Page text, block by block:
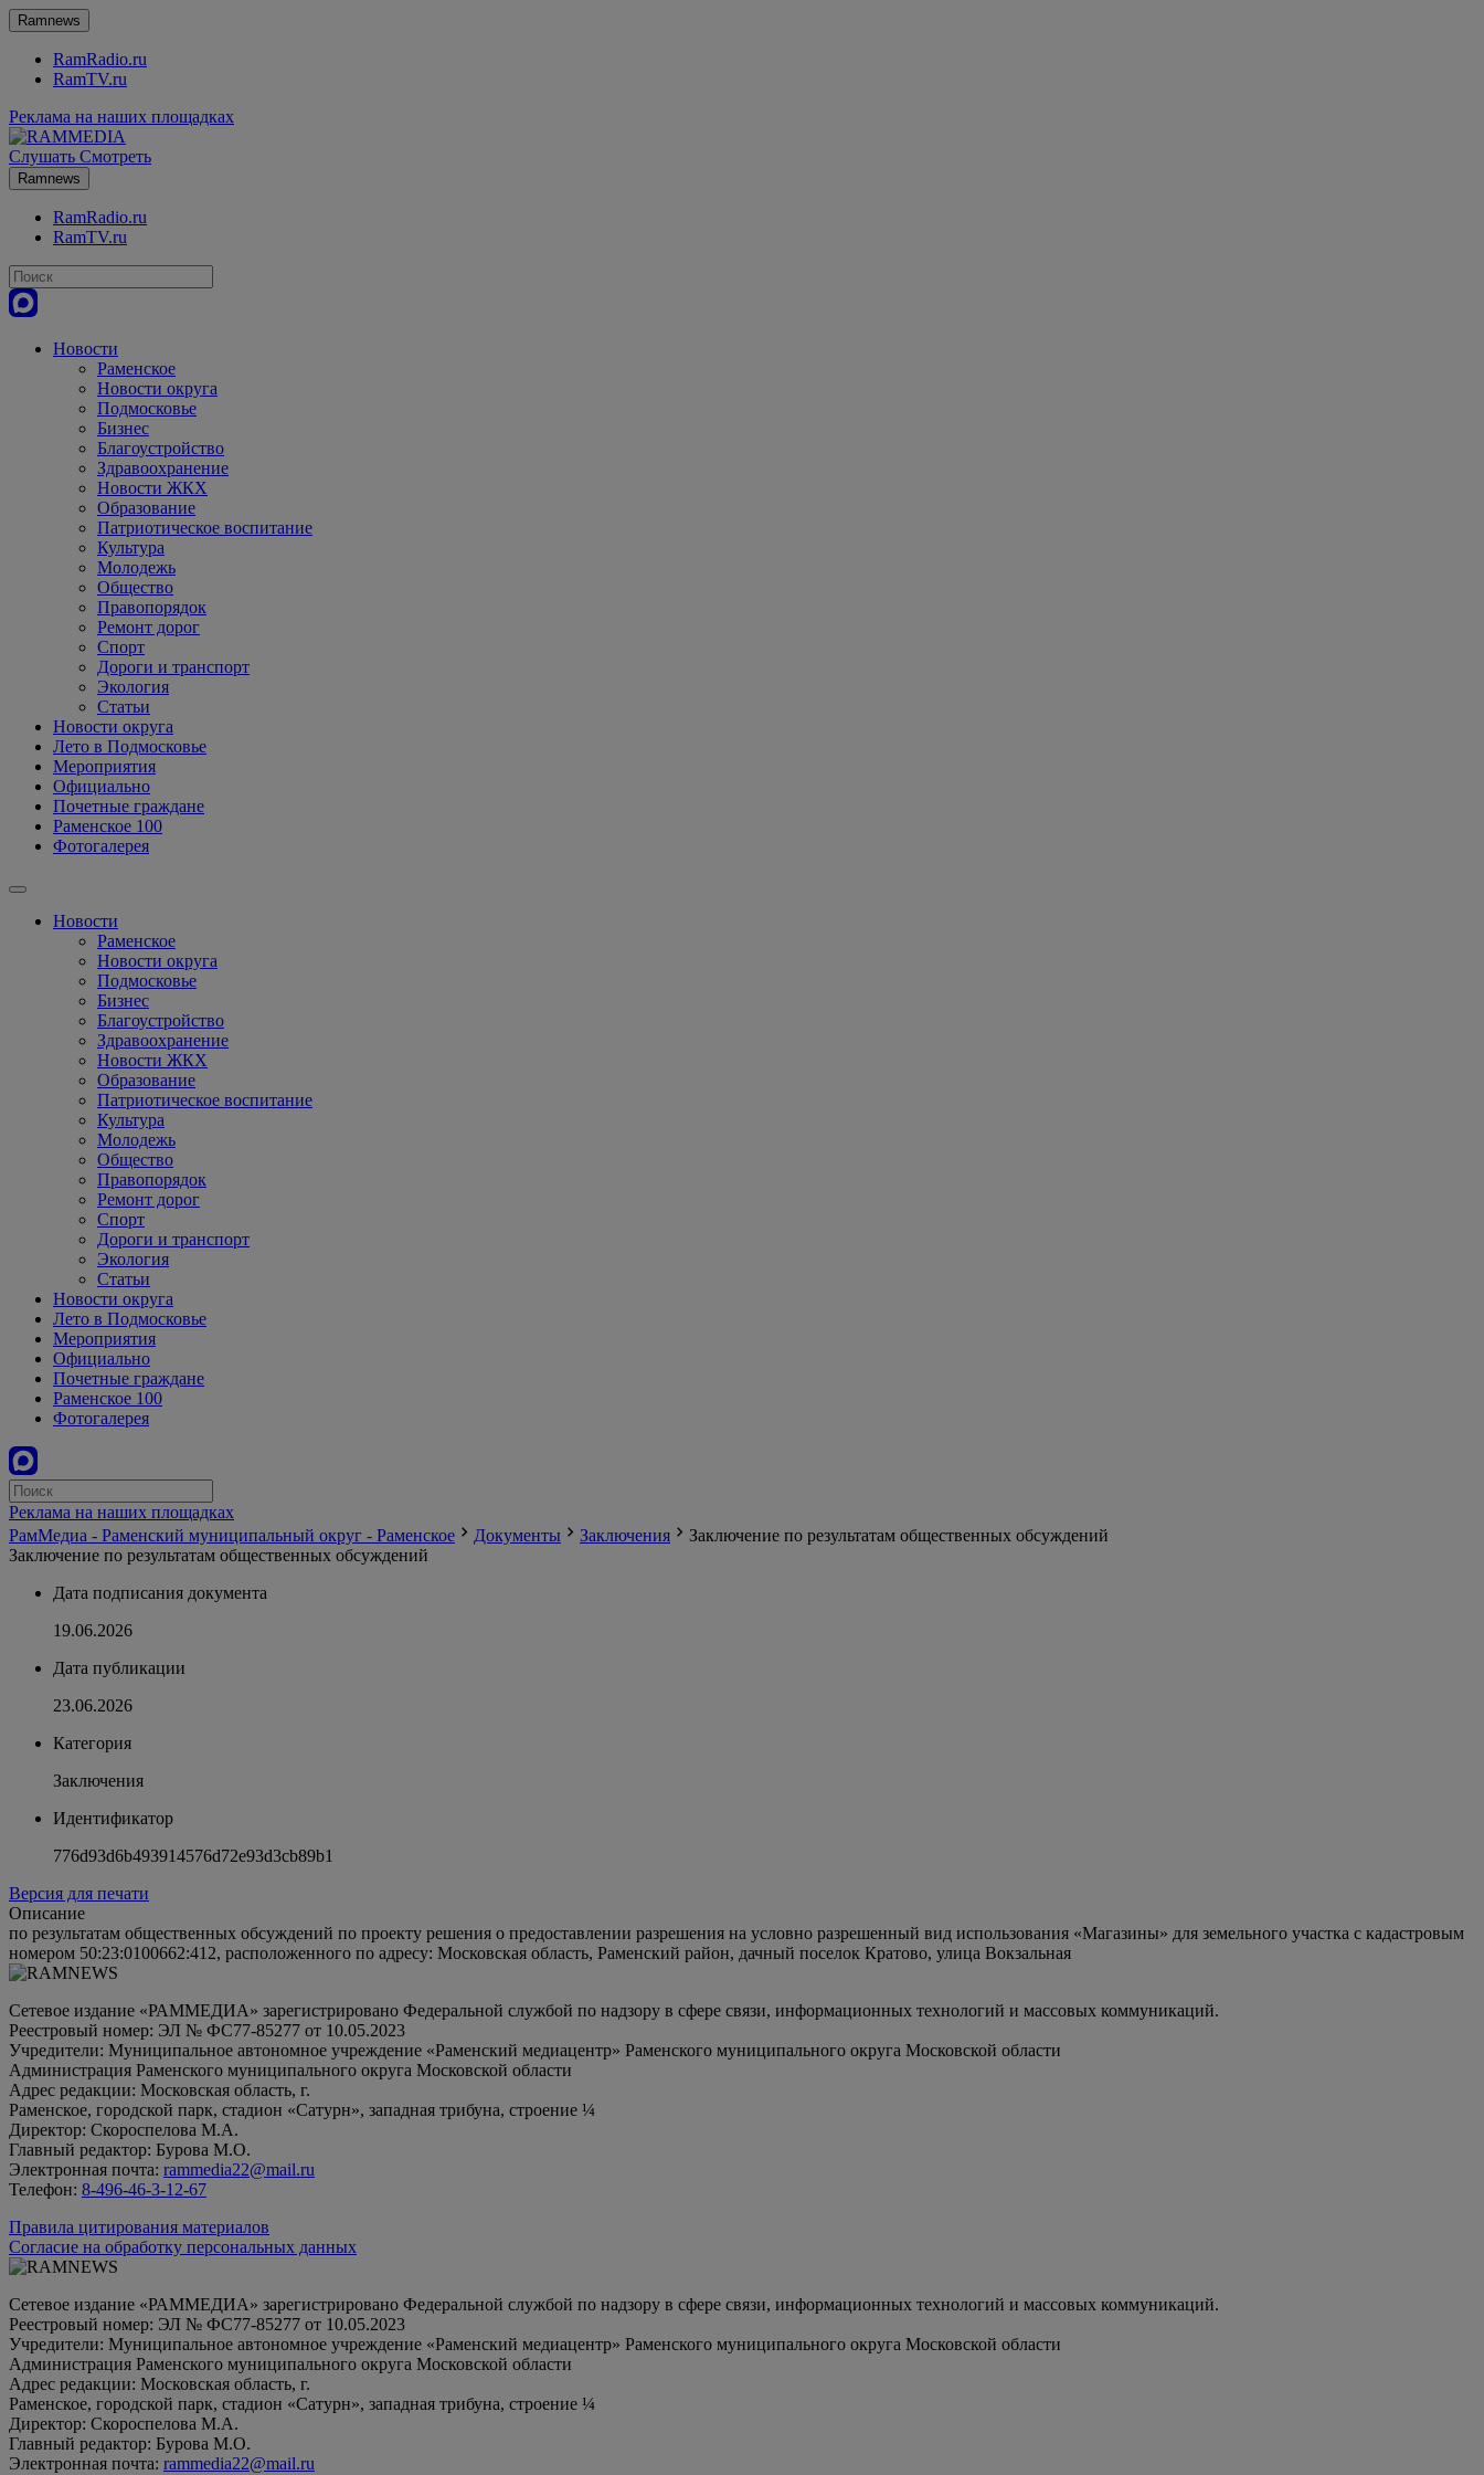
Ramnews
RamRadio.ru
RamTV.ru
Реклама на наших площадках
Слушать Смотреть
Ramnews
RamRadio.ru
RamTV.ru
Новости
Раменское
Новости округа
Подмосковье
Бизнес
Благоустройство
Здравоохранение
Новости ЖКХ
Образование
Патриотическое воспитание
Культура
Молодежь
Общество
Правопорядок
Ремонт дорог
Спорт
Дороги и транспорт
Экология
Статьи
Новости округа
Лето в Подмосковье
Мероприятия
Официально
Почетные граждане
Раменское 100
Фотогалерея
Новости
Раменское
Новости округа
Подмосковье
Бизнес
Благоустройство
Здравоохранение
Новости ЖКХ
Образование
Патриотическое воспитание
Культура
Молодежь
Общество
Правопорядок
Ремонт дорог
Спорт
Дороги и транспорт
Экология
Статьи
Новости округа
Лето в Подмосковье
Мероприятия
Официально
Почетные граждане
Раменское 100
Фотогалерея
Реклама на наших площадках
РамМедиа - Раменский муниципальный округ - Раменское
Документы Заключения
Заключение по результатам общественных обсуждений
Заключение по результатам общественных обсуждений
Дата подписания документа
19.06.2026
Дата публикации
23.06.2026
Категория
Заключения
Идентификатор
776d93d6b493914576d72e93d3cb89b1
Версия для печати
Описание
по результатам общественных обсуждений по проекту решения о предоставлении разрешения на условно разрешенный вид использования «Магазины» для земельного участка с кадастровым
номером 50:23:0100662:412, расположенного по адресу: Московская область, Раменский район, дачный поселок Кратово, улица Вокзальная
Сетевое издание «РАММЕДИА» зарегистрировано Федеральной службой по надзору в сфере связи, информационных технологий и массовых коммуникаций.
Реестровый номер: ЭЛ № ФС77-85277 от 10.05.2023
Учредители: Муниципальное автономное учреждение «Раменский медиацентр» Раменского муниципального округа Московской области
Администрация Раменского муниципального округа Московской области
Адрес редакции: Московская область, г.
Раменское, городской парк, стадион «Сатурн», западная трибуна, строение ¼
Директор: Скороспелова М.А.
Главный редактор: Бурова М.О.
Электронная почта: rammedia22@mail.ru
Телефон: 8-496-46-3-12-67
Правила цитирования материалов
Согласие на обработку персональных данных
Сетевое издание «РАММЕДИА» зарегистрировано Федеральной службой по надзору в сфере связи, информационных технологий и массовых коммуникаций.
Реестровый номер: ЭЛ № ФС77-85277 от 10.05.2023
Учредители: Муниципальное автономное учреждение «Раменский медиацентр» Раменского муниципального округа Московской области
Администрация Раменского муниципального округа Московской области
Адрес редакции: Московская область, г.
Раменское, городской парк, стадион «Сатурн», западная трибуна, строение ¼
Директор: Скороспелова М.А.
Главный редактор: Бурова М.О.
Электронная почта: rammedia22@mail.ru